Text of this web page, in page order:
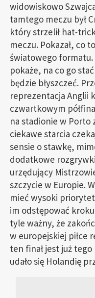
widowiskowo
tamtego meczu był
który strzelił hat-
meczu. Pokazał, co
światowego
pokaże, na co go
będzie błyszczeć.
reprezentacja Anglii
czwartkowym
na stadionie w Porto
ciekawe starcia
sensie o stawkę,
dodatkowe
urzędujący
szczycie w Europie.
mieć wysoki
im odstępować
tyle ważny, że
w europejskiej piłce
ten finał jest już
udało się Holandię